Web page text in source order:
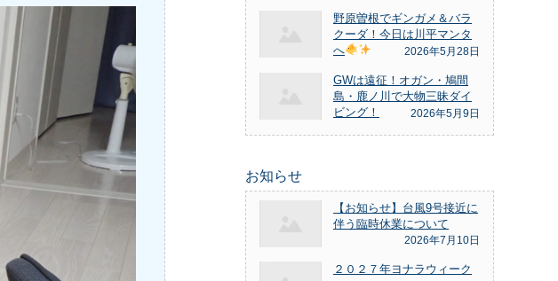
野原曽根でギンガメ＆バラ
クーダ！今日は川平マンタ
へ
2026年5月28日
GWは遠征！オガン・鳩間
島・鹿ノ川で大物三昧ダイ
ビング！
2026年5月9日
お知らせ
【お知らせ】台風9号接近に
伴う臨時休業について
2026年7月10日
２０２７年ヨナラウィーク